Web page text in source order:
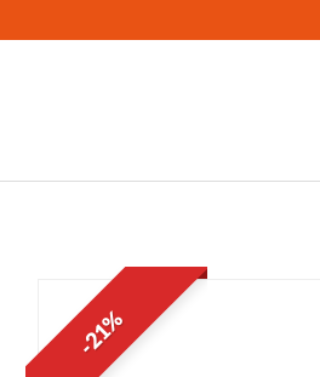
-21%